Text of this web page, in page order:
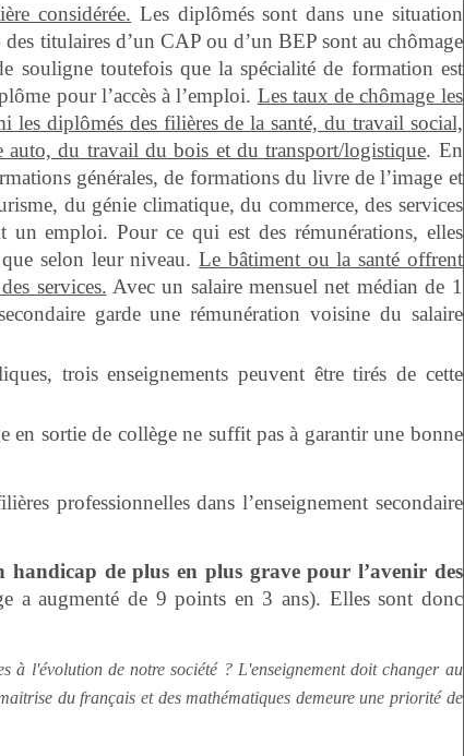
considérée. Les diplômés sont dans une situation
titulaires d’un CAP ou d’un BEP sont au chômage
souligne toutefois que la spécialité de formation est
pour l’accès à l’emploi. Les taux de chômage les
les diplômés des filières de la santé, du travail social,
auto, du travail du bois et du transport/logistique. En
générales, de formations du livre de l’image et
du génie climatique, du commerce, des services
emploi. Pour ce qui est des rémunérations, elles
que selon leur niveau.Le bâtiment ou la santé offrent
services. Avec un salaire mensuel net médian de 1
garde une rémunération voisine du salaire
trois enseignements peuvent être tirés de cette
en sortie de collège ne suffit pas à garantir une bonne
professionnelles dans l’enseignement secondaire
handicap de plus en plus grave pour l’avenir des
a augmenté de 9 points en 3 ans). Elles sont donc
à l'évolution de notre société ? L'enseignement doit changer au
du français et des mathématiques demeure une priorité de